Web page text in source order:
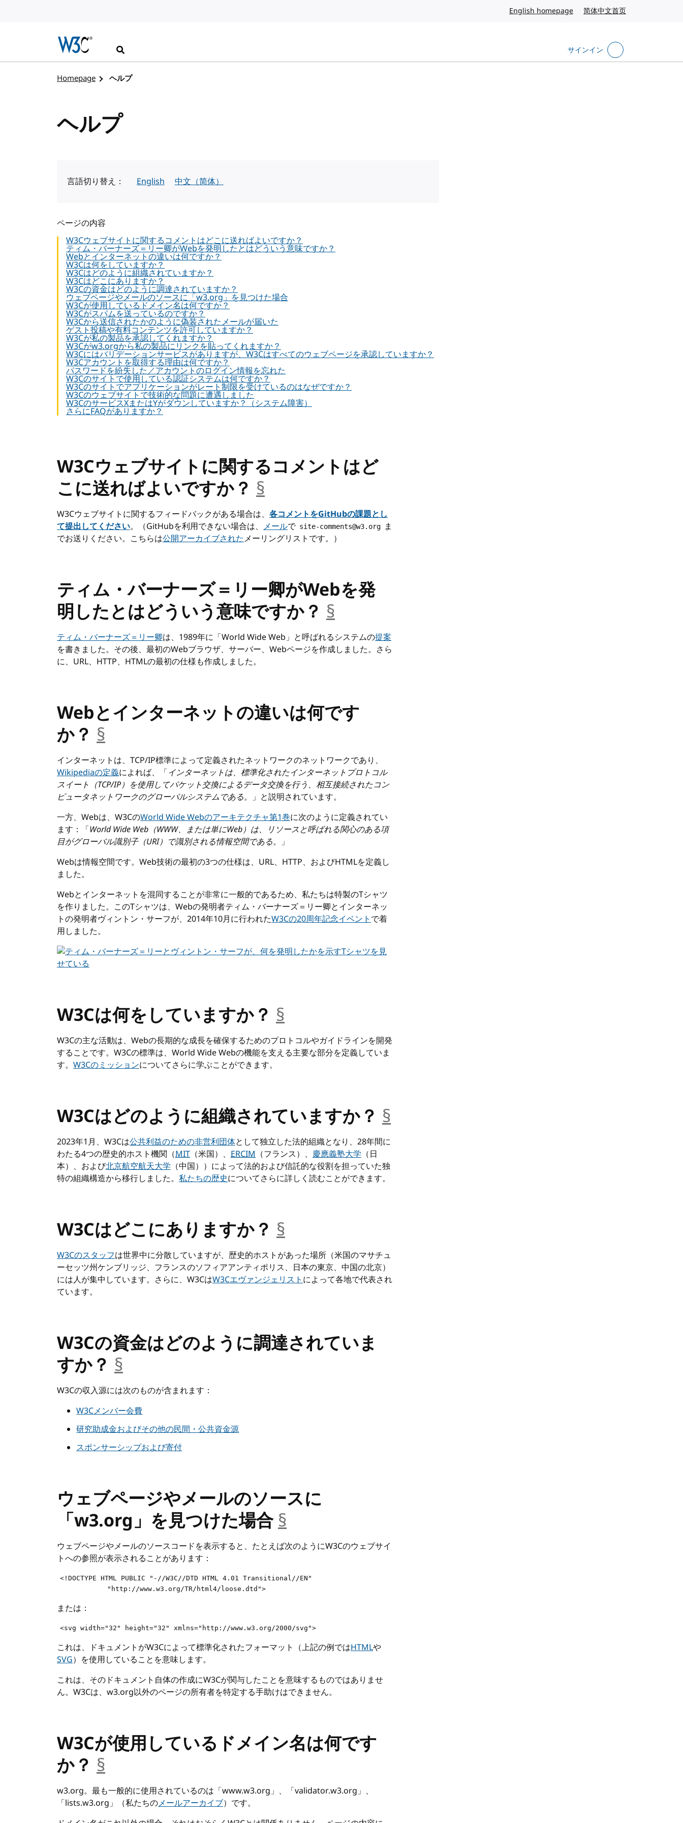
English homepage 英語简体中文首页
W3Cのホームページを訪れる
検索
サインイン
Homepage ヘルプ
ヘルプ
言語切り替え： English 中文（简体）
ページの内容
W3Cウェブサイトに関するコメントはどこに送ればよいですか？
ティム・バーナーズ＝リー卿がWebを発明したとはどういう意味ですか？
Webとインターネットの違いは何ですか？
W3Cは何をしていますか？
W3Cはどのように組織されていますか？
W3Cはどこにありますか？
W3Cの資金はどのように調達されていますか？
ウェブページやメールのソースに「w3.org」を見つけた場合
W3Cが使用しているドメイン名は何ですか？
W3Cがスパムを送っているのですか？
W3Cから送信されたかのように偽装されたメールが届いた
ゲスト投稿や有料コンテンツを許可していますか？
W3Cが私の製品を承認してくれますか？
W3Cがw3.orgから私の製品にリンクを貼ってくれますか？
W3Cにはバリデーションサービスがありますが、W3Cはすべてのウェブページを承認していますか？
W3Cアカウントを取得する理由は何ですか？
パスワードを紛失した／アカウントのログイン情報を忘れた
W3Cのサイトで使用している認証システムは何ですか？
W3Cのサイトでアプリケーションがレート制限を受けているのはなぜですか？
W3Cのウェブサイトで技術的な問題に遭遇しました
W3CのサービスXまたはYがダウンしていますか？（システム障害）
さらにFAQがありますか？
W3Cウェブサイトに関するコメントはど
こに送ればよいですか？ §
W3Cウェブサイトに関するフィードバックがある場合は、 各コメントをGitHubの課題とし
て提出してください。（GitHubを利用できない場合は、 メールで site-comments@w3.org
ま
でお送りください。こちらは公開アーカイブされたメーリングリストです。）
ティム・バーナーズ＝リー卿がWebを発
明したとはどういう意味ですか？ §
ティム・バーナーズ＝リー卿は、1989年に「World Wide Web」と呼ばれるシステムの提案
を書きました。その後、最初のWebブラウザ、サーバー、Webページを作成しました。さら
に、URL、HTTP、HTMLの最初の仕様も作成しました。
Webとインターネットの違いは何です
か？ §
インターネットは、TCP/IP標準によって定義されたネットワークのネットワークであり、
Wikipediaの定義によれば、「インターネットは、標準化されたインターネットプロトコル
スイート（TCP/IP）を使用してパケット交換によるデータ交換を行う、相互接続されたコン
ピュータネットワークのグローバルシステムである。 」と説明されています。
一方、Webは、W3CのWorld Wide Webのアーキテクチャ第1巻に次のように定義されてい
ます：「World Wide Web（WWW、または単にWeb）は、リソースと呼ばれる関心のある項
目がグローバル識別子（URI）で識別される情報空間である。 」
Webは情報空間です。Web技術の最初の3つの仕様は、URL、HTTP、およびHTMLを定義し
ました。
Webとインターネットを混同することが非常に一般的であるため、私たちは特製のTシャツ
を作りました。このTシャツは、Webの発明者ティム・バーナーズ＝リー卿とインターネッ
トの発明者ヴィントン・サーフが、2014年10月に行われたW3Cの20周年記念イベントで着
用しました。
W3Cは何をしていますか？ §
W3Cの主な活動は、Webの長期的な成長を確保するためのプロトコルやガイドラインを開発
することです。W3Cの標準は、World Wide Webの機能を支える主要な部分を定義していま
す。 W3Cのミッションについてさらに学ぶことができます。
W3Cはどのように組織されていますか？ §
2023年1月、W3Cは公共利益のための非営利団体として独立した法的組織となり、28年間に
わたる4つの歴史的ホスト機関（MIT （米国）、 ERCIM （フランス）、 慶應義塾大学 （日
本）、および北京航空航天大学 （中国））によって法的および信託的な役割を担っていた独
特の組織構造から移行しました。 私たちの歴史についてさらに詳しく読むことができます。
W3Cはどこにありますか？ §
W3Cのスタッフは世界中に分散していますが、歴史的ホストがあった場所（米国のマサチュ
ーセッツ州ケンブリッジ、フランスのソフィアアンティポリス、日本の東京、中国の北京）
には人が集中しています。さらに、W3CはW3Cエヴァンジェリストによって各地で代表され
ています。
W3Cの資金はどのように調達されていま
すか？ §
W3Cの収入源には次のものが含まれます：
W3Cメンバー会費
研究助成金およびその他の民間・公共資金源
スポンサーシップおよび寄付
ウェブページやメールのソースに
「w3.org」を見つけた場合§
ウェブページやメールのソースコードを表示すると、たとえば次のようにW3Cのウェブサイ
トへの参照が表示されることがあります：
<!DOCTYPE HTML PUBLIC "-//W3C//DTD HTML 4.01 Transitional//EN"
            "http://www.w3.org/TR/html4/loose.dtd">
または：
<svg width="32" height="32" xmlns="http://www.w3.org/2000/svg">
これは、ドキュメントがW3Cによって標準化されたフォーマット（上記の例ではHTMLや
SVG）を使用していることを意味します。
これは、そのドキュメント自体の作成にW3Cが関与したことを意味するものではありませ
ん。W3Cは、w3.org以外のページの所有者を特定する手助けはできません。
W3Cが使用しているドメイン名は何です
か？ §
w3.org。最も一般的に使用されているのは「www.w3.org」、「validator.w3.org」、
「lists.w3.org」（私たちのメールアーカイブ）です。